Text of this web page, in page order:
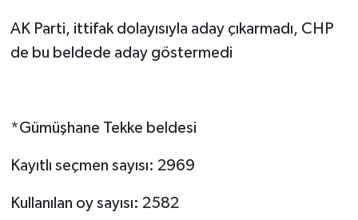
AK Parti, ittifak dolayısıyla aday çıkarmadı, CHP
de bu beldede aday göstermedi
*Gümüşhane Tekke beldesi
Kayıtlı seçmen sayısı: 2969
Kullanılan oy sayısı: 2582